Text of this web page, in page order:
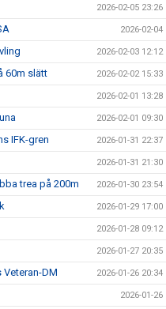
2026-02-05 23:26
2026-02-04
2026-02-03 12:12
60m slätt 2026-02-02 15:33
2026-02-01 13:28
2026-02-01 09:30
IFK-gren 2026-01-31 22:37
2026-01-31 21:30
trea på 200m 2026-01-30 23:54
2026-01-29 17:00
2026-01-28 09:12
2026-01-27 20:35
DM 2026-01-26 20:34
2026-01-26